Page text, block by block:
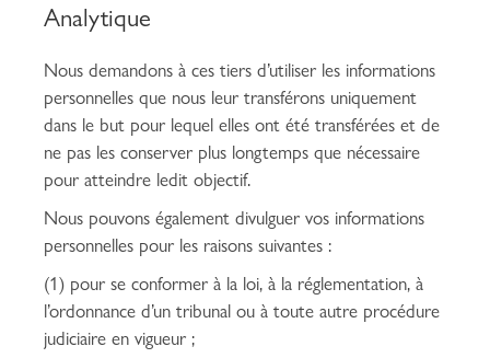
Analytique
Nous demandons à ces tiers d’utiliser les informations
personnelles que nous leur transférons uniquement
dans le but pour lequel elles ont été transférées et de
ne pas les conserver plus longtemps que nécessaire
pour atteindre ledit objectif.
Nous pouvons également divulguer vos informations
personnelles pour les raisons suivantes :
(1) pour se conformer à la loi, à la réglementation, à
l’ordonnance d’un tribunal ou à toute autre procédure
judiciaire en vigueur ;